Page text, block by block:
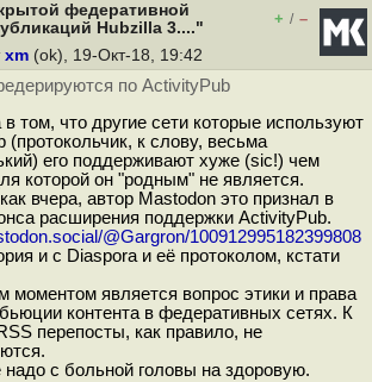
федеративной
Hubzilla 3...."
+ / –
xm (ok), 19-Окт-18, 19:42
по ActivityPub
том, что другие сети которые используют
(протокольчик, к слову, весьма
его поддерживают хуже (sic!) чем
которой он "родным" не является.
вчера, автор Mastodon это признал в
расширения поддержки ActivityPub.
@Gargron/100912995182399808
и с Diaspora и её протоколом, кстати
моментом является вопрос этики и права
контента в федеративных сетях. К
перепосты, как правило, не
надо с больной головы на здоровую.